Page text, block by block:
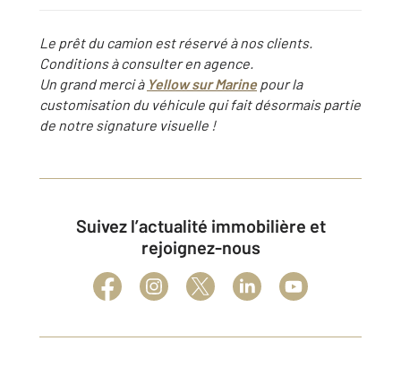
Le prêt du camion est réservé à nos clients.
Conditions à consulter en agence.
Un grand merci à Yellow sur Marine pour la
customisation du véhicule qui fait désormais partie
de notre signature visuelle !
Suivez l’actualité immobilière et
rejoignez-nous